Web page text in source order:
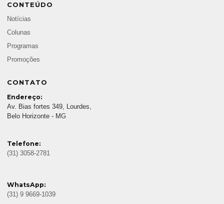
CONTEÚDO
Notícias
Colunas
Programas
Promoções
CONTATO
Endereço:
Av. Bias fortes 349, Lourdes,
Belo Horizonte - MG
Telefone:
(31) 3058-2781
WhatsApp:
(31) 9 9669-1039